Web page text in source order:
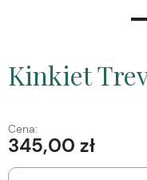
Kinkiet
Cena:
345,00 zł